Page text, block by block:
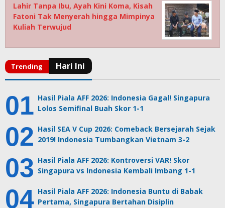
Lahir Tanpa Ibu, Ayah Kini Koma, Kisah
Fatoni Tak Menyerah hingga Mimpinya
Kuliah Terwujud
Hasil Piala AFF 2026: Indonesia Gagal! Singapura
Lolos Semifinal Buah Skor 1-1
Hasil SEA V Cup 2026: Comeback Bersejarah Sejak
2019! Indonesia Tumbangkan Vietnam 3-2
Hasil Piala AFF 2026: Kontroversi VAR! Skor
Singapura vs Indonesia Kembali Imbang 1-1
Hasil Piala AFF 2026: Indonesia Buntu di Babak
Pertama, Singapura Bertahan Disiplin